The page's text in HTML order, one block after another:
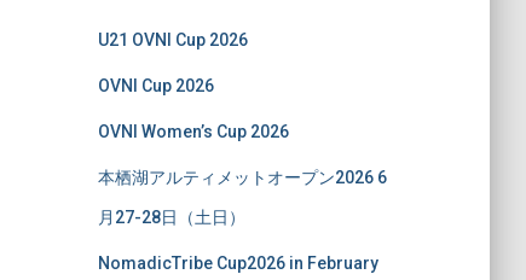
U21 OVNI Cup 2026
OVNI Cup 2026
OVNI Women’s Cup 2026
本栖湖アルティメットオープン2026 6
月27-28日（土日）
NomadicTribe Cup2026 in February